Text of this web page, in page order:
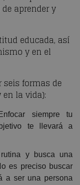
aprender y
educada, así
y en el
seis formas de
la vida):
siempre tu
te llevará a
y busca una
es preciso buscar
a ser una persona